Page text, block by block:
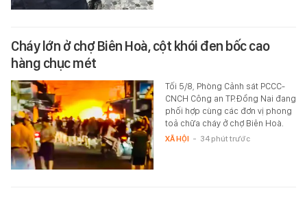
Cháy lớn ở chợ Biên Hoà, cột khói đen bốc cao
hàng chục mét
Tối 5/8, Phòng Cảnh sát PCCC-
CNCH Công an TP.Đồng Nai đang
phối hợp cùng các đơn vị phong
toả chữa cháy ở chợ Biên Hoà.
XÃ HỘI - 34 phút trước